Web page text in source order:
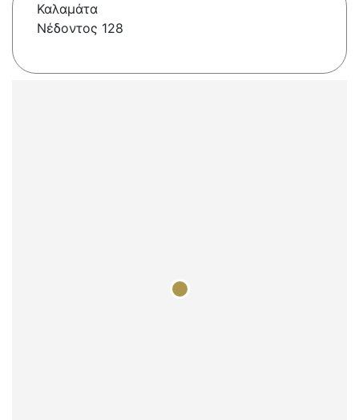
Καλαμάτα
Νέδοντος 128